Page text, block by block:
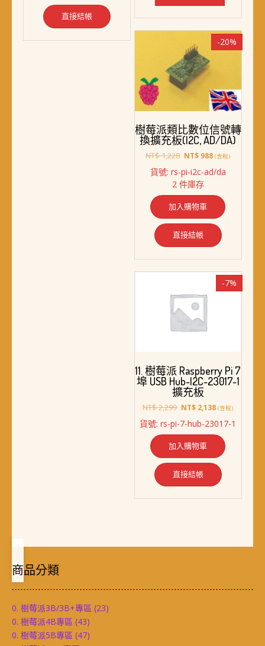
直接結帳
-20%
樹莓派類比數位信號轉
換擴充板(I2C, AD/DA)
NT$1,228 原
價
格：
NT$ 1,228。
NT$ 988目
價
NT$ 988。
(含稅)
貨號: rs-pi-i2c-ad/da
2 件庫存
加入購物車
直接結帳
-7%
11. 樹莓派 Raspberry Pi 7
埠 USB Hub-I2C-23017-1
擴充板
NT$2,299 原
價
NT$ 2,299。
NT$ 2,138目
價
格：
NT$ 2,138。
(含稅)
貨號: rs-pi-7-hub-23017-1
加入購物車
直接結帳
商品分類
0. 樹莓派3B/3B+專區 (23)
0. 樹莓派4B專區 (43)
0. 樹莓派5B專區 (47)